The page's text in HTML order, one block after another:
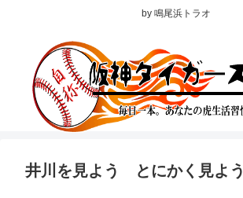
by 鳴尾浜トラオ
井川を見よう とにかく見よう